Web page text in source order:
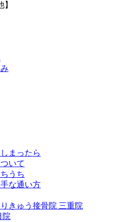
まったら
いて
うち
な通い方
きゅう接骨院 三重院
院